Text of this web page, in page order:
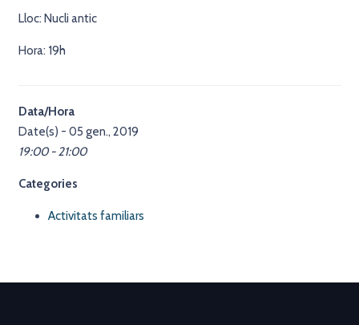
Lloc: Nucli antic
Hora: 19h
Data/Hora
Date(s) - 05 gen., 2019
19:00 - 21:00
Categories
Activitats familiars